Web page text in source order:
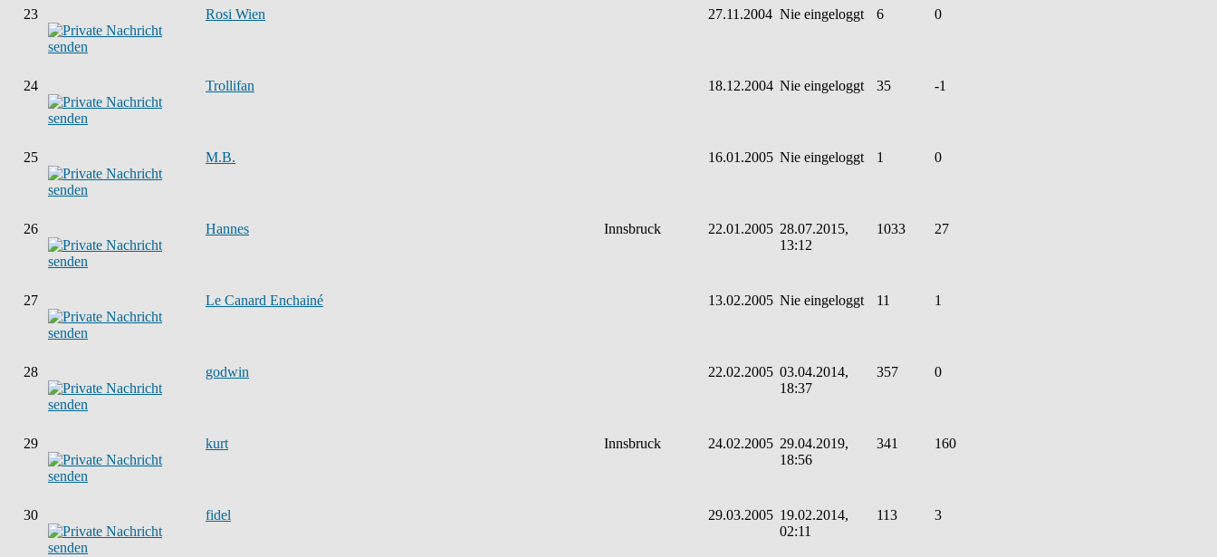
23 Rosi Wien 27.11.2004 Nie eingeloggt 6 0
24 Trollifan 18.12.2004 Nie eingeloggt 35 -1
25 M.B. 16.01.2005 Nie eingeloggt 1 0
26 Hannes Innsbruck 22.01.2005 28.07.2015,
13:12
1033 27
27 Le Canard Enchainé 13.02.2005 Nie eingeloggt 11 1
28 godwin 22.02.2005 03.04.2014,
18:37
357 0
29 kurt Innsbruck 24.02.2005 29.04.2019,
18:56
341 160
30 fidel 29.03.2005 19.02.2014,
02:11
113 3